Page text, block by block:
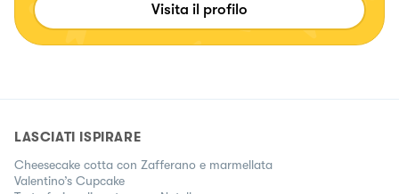
Visita il profilo
LASCIATI ISPIRARE
Cheesecake cotta con Zafferano e marmellata
Valentino’s Cupcake